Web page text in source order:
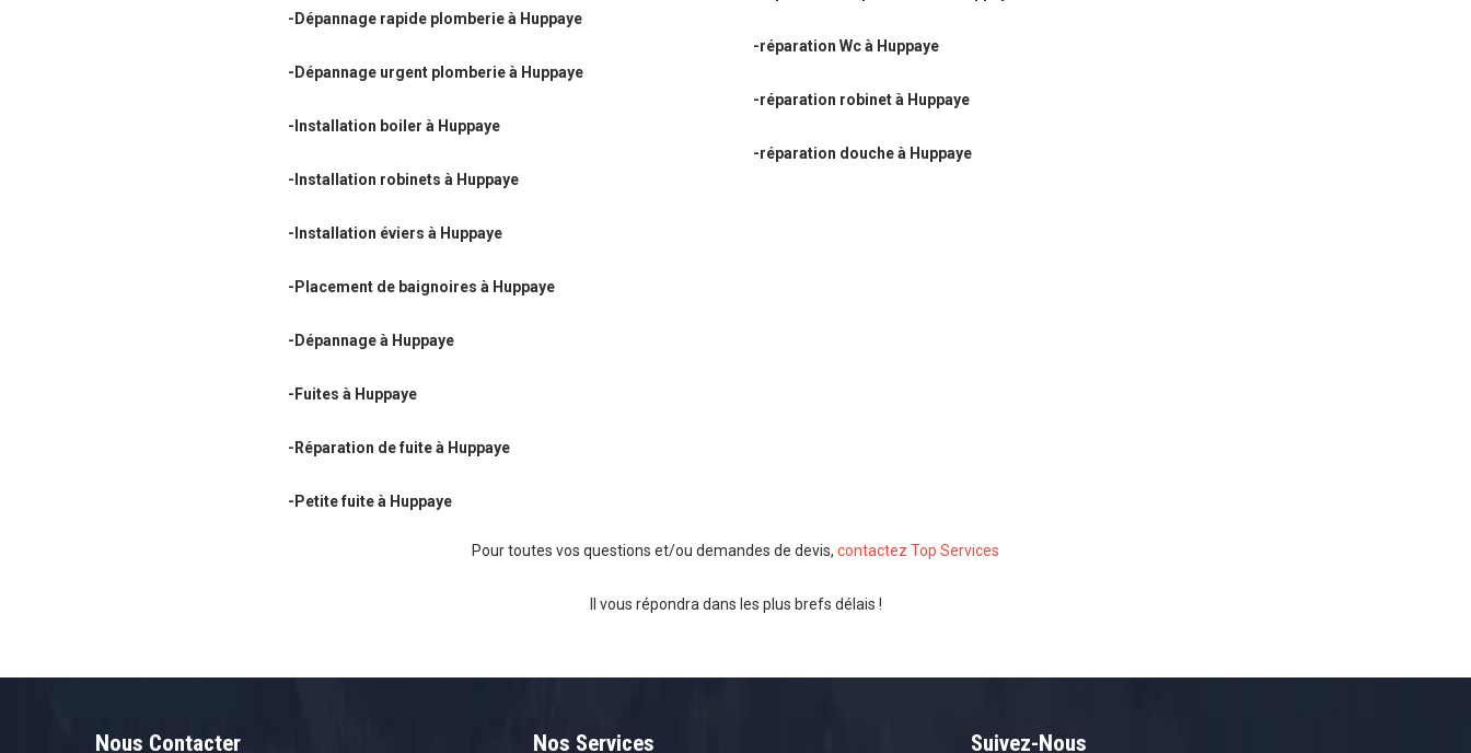
-Dépannage rapide plomberie à Huppaye
-Dépannage urgent plomberie à Huppaye
-Installation boiler à Huppaye
-Installation robinets à Huppaye
-Installation éviers à Huppaye
-Placement de baignoires à Huppaye
-Dépannage à Huppaye
-Fuites à Huppaye
-Réparation de fuite à Huppaye
-Petite fuite à Huppaye
-réparation Wc à Huppaye
-réparation robinet à Huppaye
-réparation douche à Huppaye
Pour toutes vos questions et/ou demandes de devis, contactez Top Services
Il vous répondra dans les plus brefs délais !
Nous Contacter Nos Services Suivez-Nous